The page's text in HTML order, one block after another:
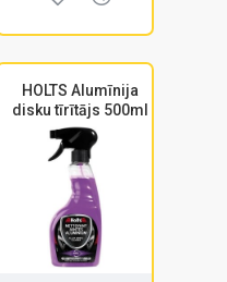
HOLTS Alumīnija
disku tīrītājs 500ml